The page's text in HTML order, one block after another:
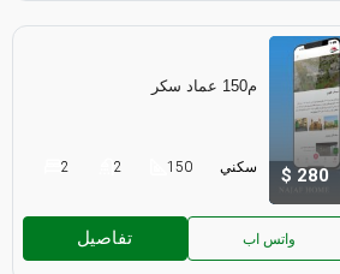
280
م150 عماد سكر
2 2 150 سكني
تفاصيل واتس اب